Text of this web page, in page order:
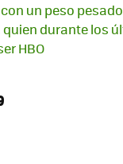
un peso
quien durante los
HBO